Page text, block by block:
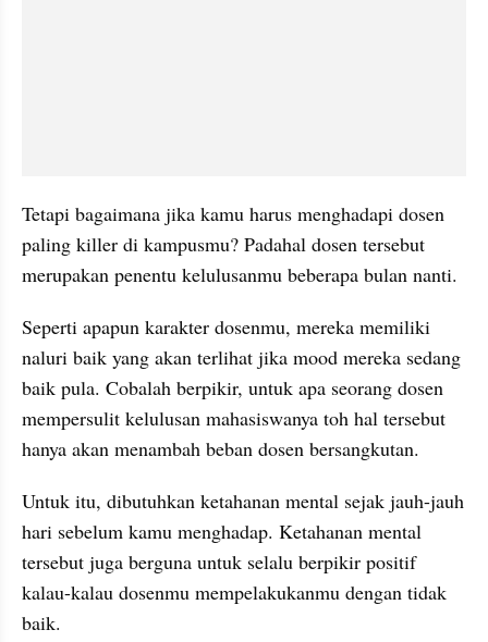
Tetapi bagaimana jika kamu harus menghadapi dosen
paling killer di kampusmu? Padahal dosen tersebut
merupakan penentu kelulusanmu beberapa bulan nanti.
Seperti apapun karakter dosenmu, mereka memiliki
naluri baik yang akan terlihat jika mood mereka sedang
baik pula. Cobalah berpikir, untuk apa seorang dosen
mempersulit kelulusan mahasiswanya toh hal tersebut
hanya akan menambah beban dosen bersangkutan.
Untuk itu, dibutuhkan ketahanan mental sejak jauh-jauh
hari sebelum kamu menghadap. Ketahanan mental
tersebut juga berguna untuk selalu berpikir positif
kalau-kalau dosenmu mempelakukanmu dengan tidak
baik.